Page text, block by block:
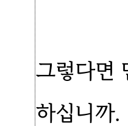
그렇다면
하십니까.